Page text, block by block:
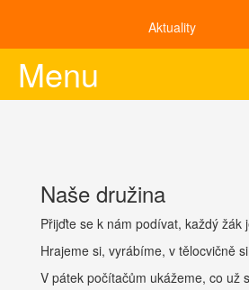
Aktuality
Menu
Naše družina
Přijďte se k nám podívat, každý žák
Hrajeme si, vyrábíme, v tělocvičně
V pátek počítačům ukážeme, co už